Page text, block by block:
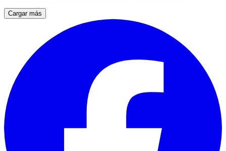
Cargar más